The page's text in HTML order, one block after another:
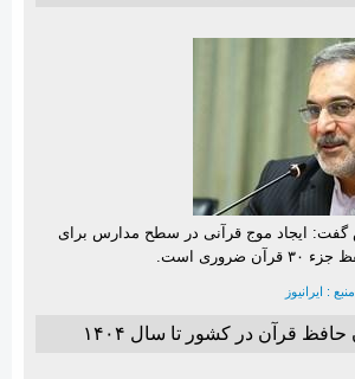
ایجاد موج قرآنی در سطح مدارس برای
است.
: ایرانیوز